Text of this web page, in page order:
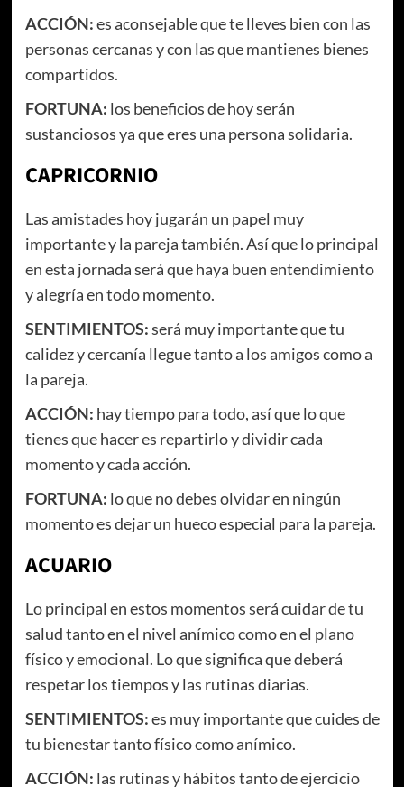
ACCIÓN:es aconsejable que te lleves bien con las
personas cercanas y con las que mantienes bienes
compartidos.
FORTUNA: los beneficios de hoy serán
sustanciosos ya que eres una persona solidaria.
CAPRICORNIO
Las amistades hoy jugarán un papel muy
importante y la pareja también. Así que lo principal
en esta jornada será que haya buen entendimiento
y alegría en todo momento.
SENTIMIENTOS:será muy importante que tu
calidez y cercanía llegue tanto a los amigos como a
la pareja.
ACCIÓN: hay tiempo para todo, así que lo que
tienes que hacer es repartirlo y dividir cada
momento y cada acción.
FORTUNA: lo que no debes olvidar en ningún
momento es dejar un hueco especial para la pareja.
ACUARIO
Lo principal en estos momentos será cuidar de tu
salud tanto en el nivel anímico como en el plano
físico y emocional. Lo que significa que deberá
respetar los tiempos y las rutinas diarias.
SENTIMIENTOS:es muy importante que cuides de
tu bienestar tanto físico como anímico.
ACCIÓN: las rutinas y hábitos tanto de ejercicio